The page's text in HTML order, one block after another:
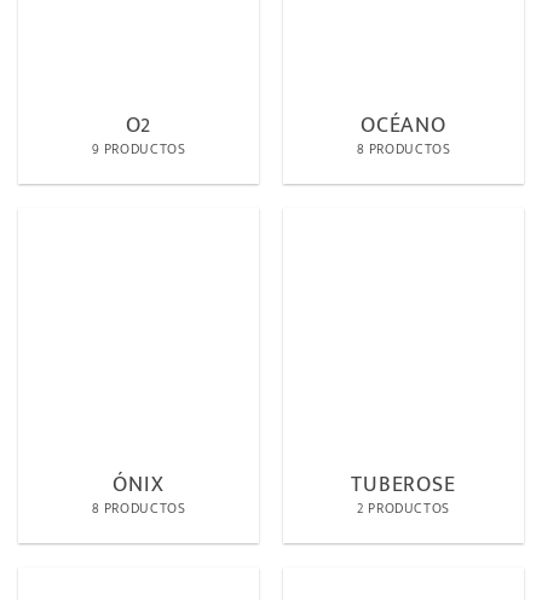
O2
9 PRODUCTOS
OCÉANO
8 PRODUCTOS
ÓNIX
8 PRODUCTOS
TUBEROSE
2 PRODUCTOS